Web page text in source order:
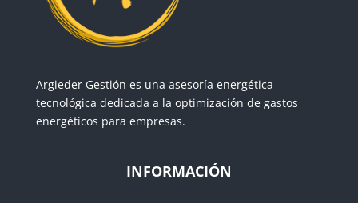
Argieder Gestión es una asesoría energética
tecnológica dedicada a la optimización de gastos
energéticos para empresas.
INFORMACIÓN